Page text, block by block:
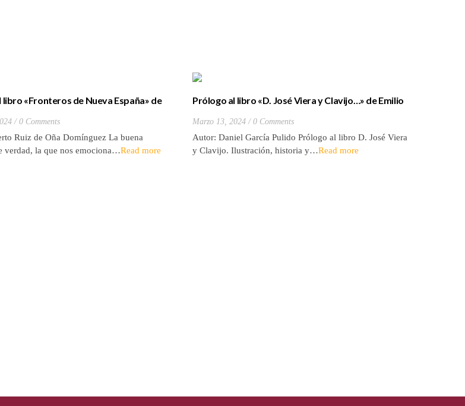
libro «Fronteros de Nueva España» de
0 Comments
Ruiz de Oña Domínguez La buena
verdad, la que nos emociona…Read more
Prólogo al libro «D. José Viera y Clavijo…» de Emilio
Marzo 13, 2024 0 Comments
Autor: Daniel García Pulido Prólogo al libro D. José Viera
y Clavijo. Ilustración, historia y…Read more